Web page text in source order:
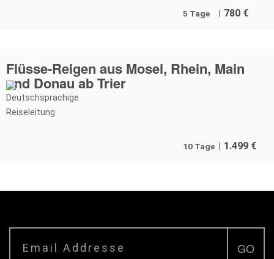
5 Tage 780 €
Flüsse-Reigen aus Mosel, Rhein, Main
und Donau ab Trier
10 Tage 1.499 €